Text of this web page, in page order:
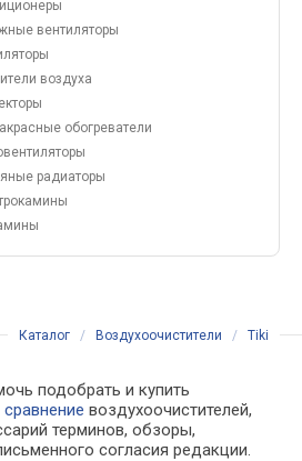
вентиляторы
воздуха
обогреватели
радиаторы
Каталог / Воздухоочистители / Tiki
подобрать и купить
сравнение воздухоочистителей,
терминов, обзоры,
согласия редакции.